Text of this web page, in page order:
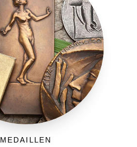
Medaillen